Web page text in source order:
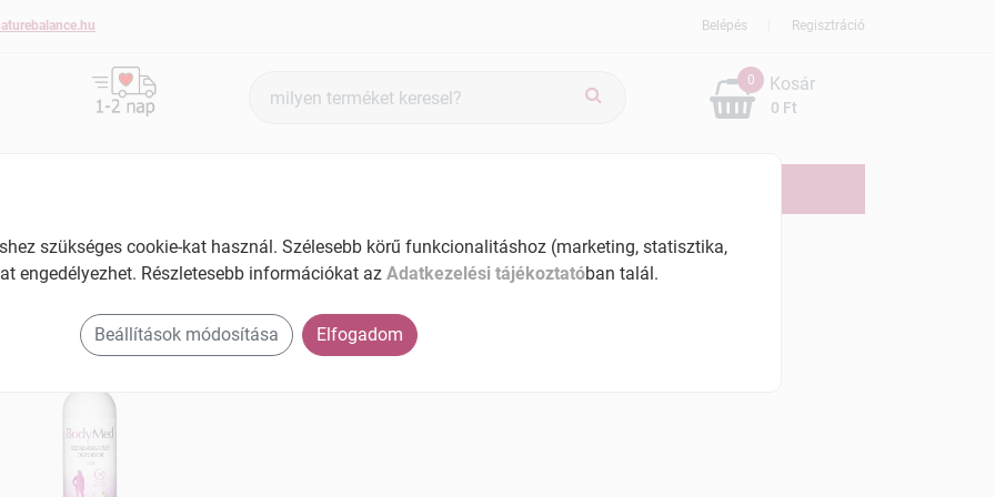
Regisztráció
Belépés
keresés
0
0 Ft
Kosár
szükséges cookie-kat használ. Szélesebb körű funkcionalitáshoz (marketing, statisztika,
engedélyezhet. Részletesebb információkat az Adatkezelési tájékoztatóban talál.
Beállítások módosítása Elfogadom